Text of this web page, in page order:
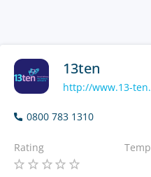
13ten
http://www.13-
0800 783 1310
Rating